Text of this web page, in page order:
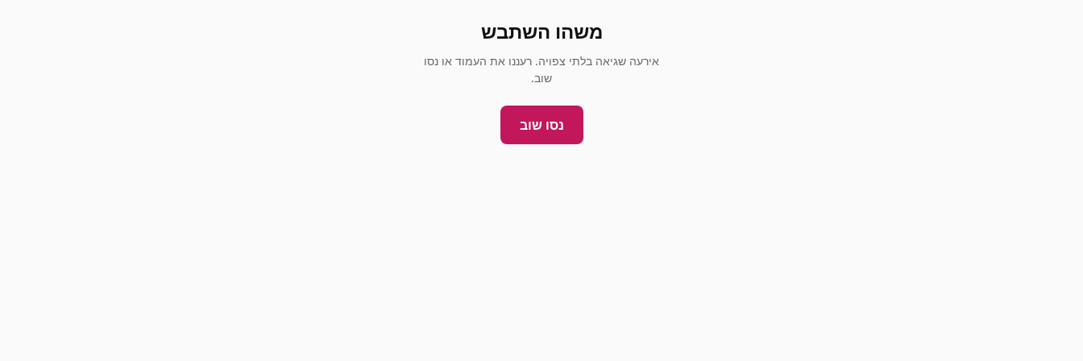
משהו השתבש
אירעה שגיאה בלתי צפויה. רעננו את העמוד או נסו
שוב.
נסו שוב